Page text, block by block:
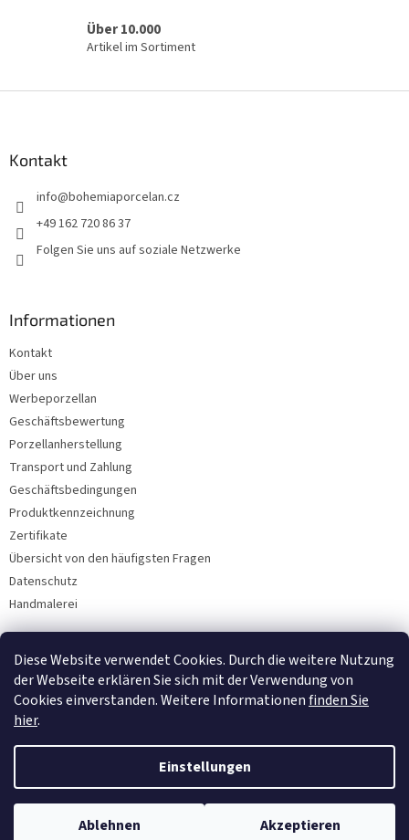
Diese Website verwendet Cookies. Durch die weitere Nutzung
der Webseite erklären Sie sich mit der Verwendung von
Cookies einverstanden. Weitere Informationenfinden Sie
hier.
Einstellungen
Ablehnen Akzeptieren
Über 10.000
Artikel im Sortiment
Kontakt
info@bohemiaporcelan.cz
+49 162 720 86 37
Folgen Sie uns auf soziale Netzwerke
Informationen
Kontakt
Über uns
Werbeporzellan
Geschäftsbewertung
Porzellanherstellung
Transport und Zahlung
Geschäftsbedingungen
Produktkennzeichnung
Zertifikate
Übersicht von den häufigsten Fragen
Datenschutz
Handmalerei
Facebook
Copyright 2026Bohemia Porzellan 1987 . Alle Rechte vorbehalten.